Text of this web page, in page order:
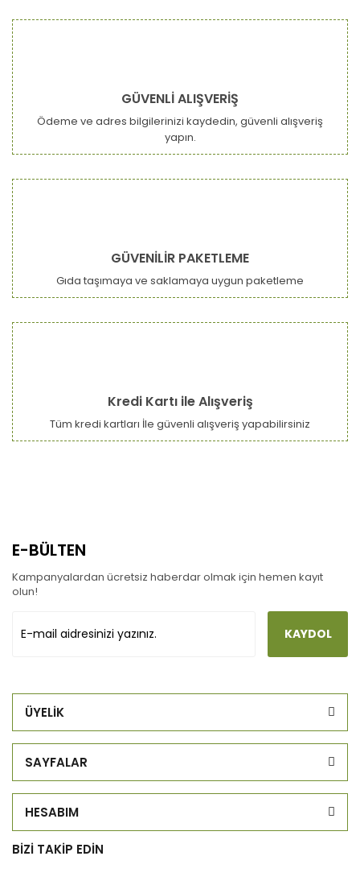
GÜVENLİ ALIŞVERİŞ
Ödeme ve adres bilgilerinizi kaydedin, güvenli alışveriş
yapın.
GÜVENİLİR PAKETLEME
Gıda taşımaya ve saklamaya uygun paketleme
Kredi Kartı ile Alışveriş
Tüm kredi kartları İle güvenli alışveriş yapabilirsiniz
E-BÜLTEN
Kampanyalardan ücretsiz haberdar olmak için hemen kayıt
olun!
KAYDOL
ÜYELİK
SAYFALAR
HESABIM
BİZİ TAKİP EDİN